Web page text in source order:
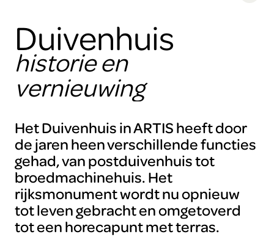
Duivenhuis
historie en
vernieuwing
Het Duivenhuis in ARTIS heeft door
de jaren heen verschillende functies
gehad, van postduivenhuis tot
broedmachinehuis. Het
rijksmonument wordt nu opnieuw
tot leven gebracht en omgetoverd
tot een horecapunt met terras.